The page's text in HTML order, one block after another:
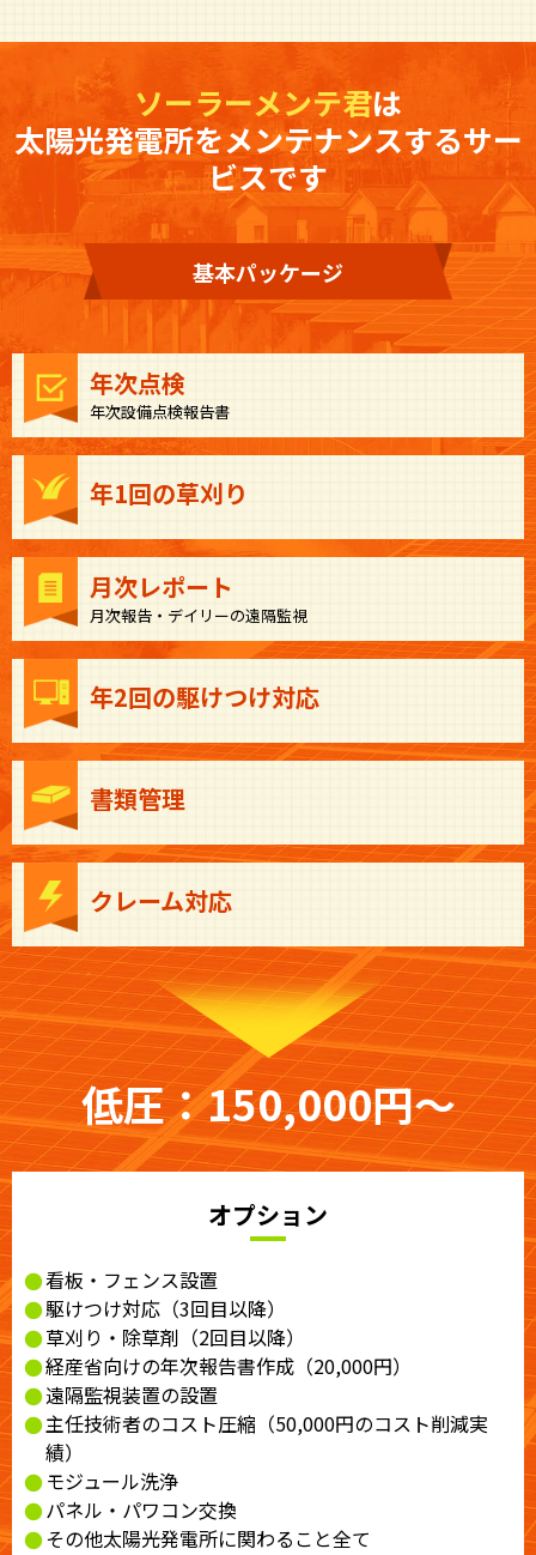
ソーラーメンテ君は
太陽光発電所をメンテナンスするサー
ビスです
基本パッケージ
年次点検
年次設備点検報告書
年1回の草刈り
月次レポート
月次報告・デイリーの遠隔監視
年2回の駆けつけ対応
書類管理
クレーム対応
低圧：150,000円〜
オプション
看板・フェンス設置
駆けつけ対応（3回目以降）
草刈り・除草剤（2回目以降）
経産省向けの年次報告書作成（20,000円）
遠隔監視装置の設置
主任技術者のコスト圧縮（50,000円のコスト削減実
績）
モジュール洗浄
パネル・パワコン交換
その他太陽光発電所に関わること全て